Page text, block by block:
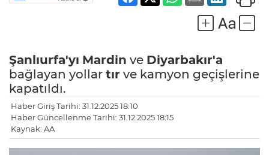
Şanlıurfa'yı Mardin ve Diyarbakır'a
bağlayan yollar tır ve kamyon geçişlerine
kapatıldı.
Haber Giriş Tarihi: 31.12.2025 18:10
Haber Güncellenme Tarihi: 31.12.2025 18:15
Kaynak: AA